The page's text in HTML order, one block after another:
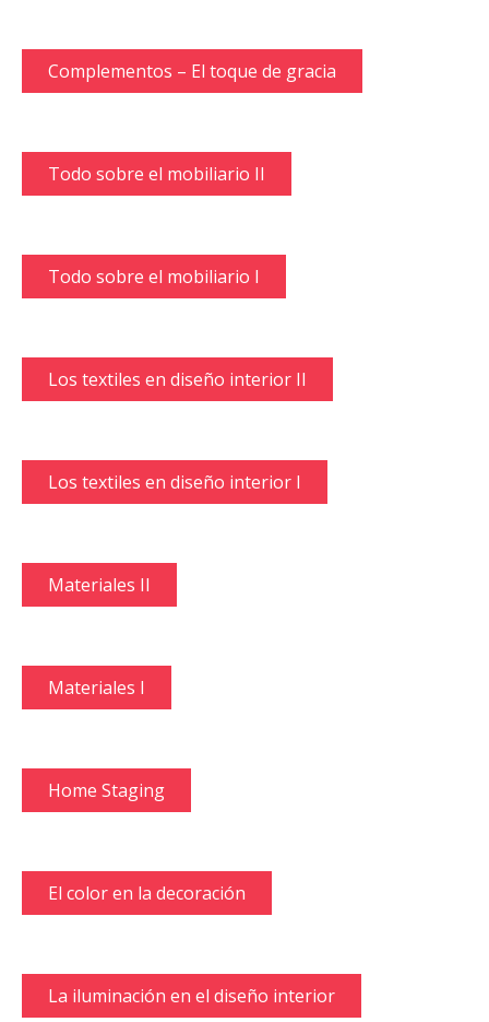
Complementos – El toque de gracia
Todo sobre el mobiliario II
Todo sobre el mobiliario I
Los textiles en diseño interior II
Los textiles en diseño interior I
Materiales II
Materiales I
Home Staging
El color en la decoración
La iluminación en el diseño interior